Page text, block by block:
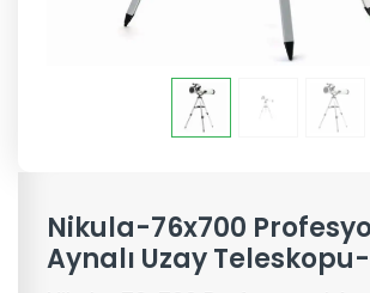
Nikula-76x700
Aynalı Uzay